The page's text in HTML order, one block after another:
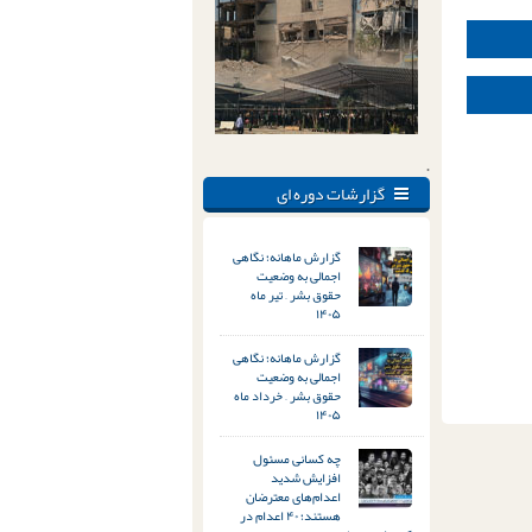
.
گزارشات دوره ای
گزارش ماهانه؛ نگاهی
اجمالی به وضعیت
حقوق بشر – تیر ماه
۱۴۰۵
گزارش ماهانه؛ نگاهی
اجمالی به وضعیت
حقوق بشر – خرداد ماه
۱۴۰۵
چه کسانی مسئول
افزایش شدید
اعدام‌های معترضان
هستند؛ ۴۰ اعدام در